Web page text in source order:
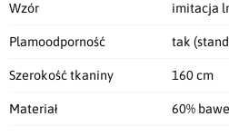
Wzór imitacja
Plamoodporność tak
Szerokość tkaniny 160 cm
Materiał 60%